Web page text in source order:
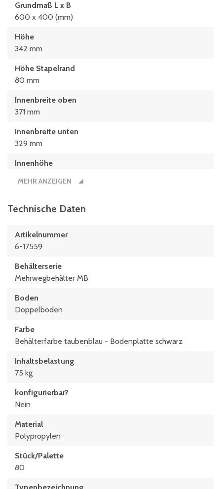
Grundmaß L x B
600 x 400 (mm)
Höhe
342 mm
Höhe Stapelrand
80 mm
Innenbreite oben
371 mm
Innenbreite unten
329 mm
Innenhöhe
540 mm
498 mm
600 mm
MEHR ANZEIGEN
Technische Daten
Artikelnummer
6-17559
Behälterserie
Mehrwegbehälter MB
Boden
Doppelboden
Farbe
Behälterfarbe taubenblau - Bodenplatte schwarz
Inhaltsbelastung
75 kg
konfigurierbar?
Nein
Material
Polypropylen
Stück/Palette
80